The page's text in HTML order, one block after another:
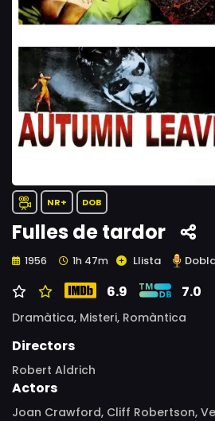
NR+ DOB
Fulles de tardor
1956 1h 47m Llista
6.9 7.0
Dramàtica, Misteri, Romàntica
Directors
Robert Aldrich
Actors
Joan Crawford, Cliff Robertson,